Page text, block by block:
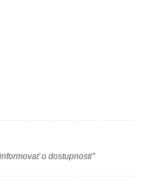
o dostupnosti"